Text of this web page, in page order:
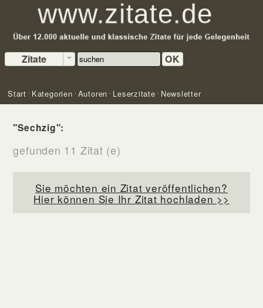
Zitate OK
Start Kategorien Autoren Leserzitate Newsletter
"Sechzig":
gefunden 11 Zitat (e)
Sie möchten ein Zitat veröffentlichen?
Hier können Sie Ihr Zitat hochladen >>